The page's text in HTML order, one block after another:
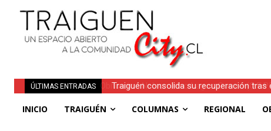
ÚLTIMAS ENTRADAS
Traiguén consolida su recuperación
INICIO TRAIGUÉN COLUMNAS REGIONAL